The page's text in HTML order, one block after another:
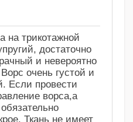
на трикотажной
достаточно
и невероятно
очень густой и
Если провести
ворса,а
Ткань не имеет